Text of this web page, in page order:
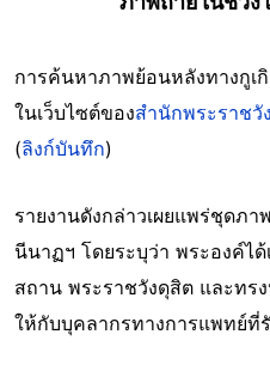
การค้นหาภาพย้อนหลังทางกูเ
ในเว็บไซต์ของสำนักพระราชวัง
(ลิงก์บันทึก)
รายงานดังกล่าวเผยแพร่ชุดภ
นีนาฏฯ โดยระบุว่า พระองค์ไ
สถาน พระราชวังดุสิต และทร
ให้กับบุคลากรทางการแพทย์ที่